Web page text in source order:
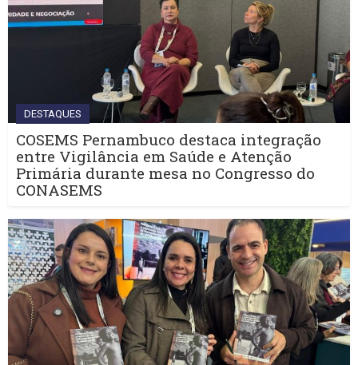
DESTAQUES
COSEMS Pernambuco destaca integração
entre Vigilância em Saúde e Atenção
Primária durante mesa no Congresso do
CONASEMS